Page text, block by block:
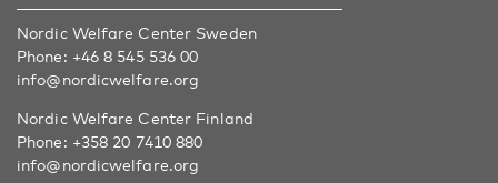
Nordic Welfare Center Sweden
Phone: +46 8 545 536 00
info@nordicwelfare.org
Nordic Welfare Center Finland
Phone: +358 20 7410 880
info@nordicwelfare.org